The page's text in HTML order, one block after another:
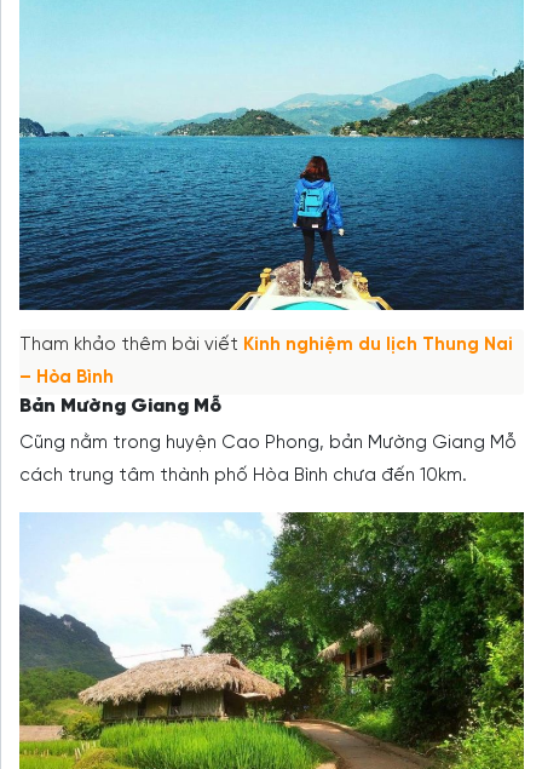
Tham khảo thêm bài viết Kinh nghiệm du lịch Thung Nai
– Hòa Bình
Bản Mường Giang Mỗ
Cũng nằm trong huyện Cao Phong, bản Mường Giang Mỗ
cách trung tâm thành phố Hòa Bình chưa đến 10km.